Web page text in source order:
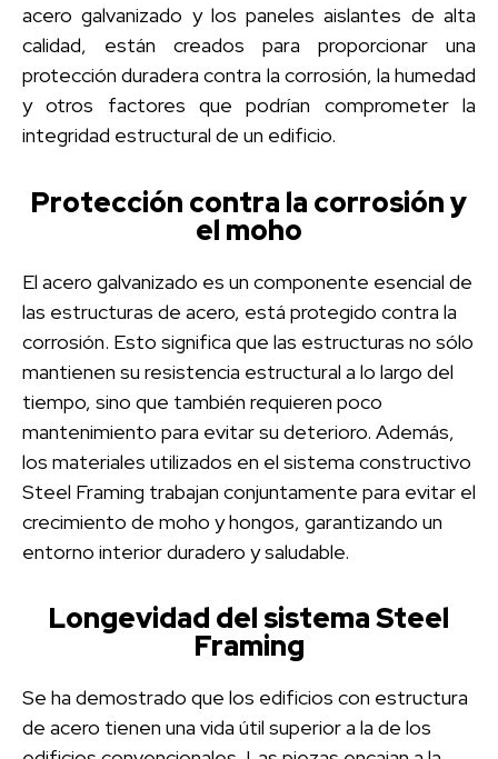
acero galvanizado y los paneles aislantes de alta
calidad, están creados para proporcionar una
protección duradera contra la corrosión, la humedad
y otros factores que podrían comprometer la
integridad estructural de un edificio.
Protección contra la corrosión y
el moho
El acero galvanizado es un componente esencial de
las estructuras de acero, está protegido contra la
corrosión. Esto significa que las estructuras no sólo
mantienen su resistencia estructural a lo largo del
tiempo, sino que también requieren poco
mantenimiento para evitar su deterioro. Además,
los materiales utilizados en el sistema constructivo
Steel Framing trabajan conjuntamente para evitar el
crecimiento de moho y hongos, garantizando un
entorno interior duradero y saludable.
Longevidad del sistema Steel
Framing
Se ha demostrado que los edificios con estructura
de acero tienen una vida útil superior a la de los